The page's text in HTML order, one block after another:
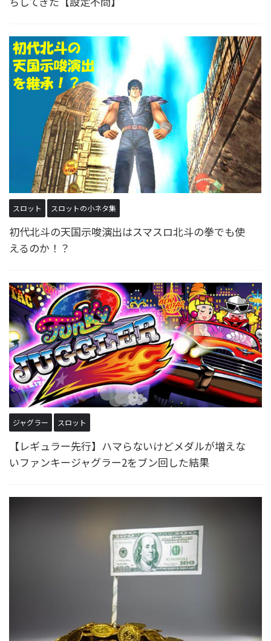
スロット スロットの小ネタ集
初代北斗の天国示唆演出はスマスロ北斗の拳でも使
えるのか！？
ジャグラー スロット
【レギュラー先行】ハマらないけどメダルが増えな
いファンキージャグラー2をブン回した結果